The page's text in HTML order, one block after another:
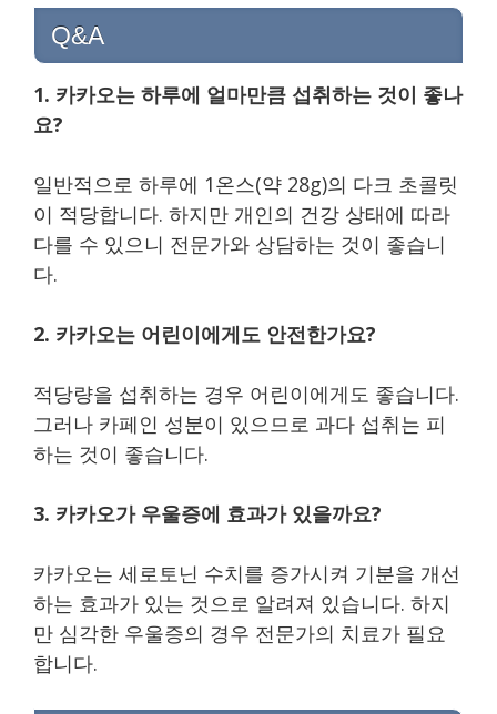
Q&A
1. 카카오는 하루에 얼마만큼 섭취하는 것이 좋나
요?
일반적으로 하루에 1온스(약 28g)의 다크 초콜릿
이 적당합니다. 하지만 개인의 건강 상태에 따라
다를 수 있으니 전문가와 상담하는 것이 좋습니
다.
2. 카카오는 어린이에게도 안전한가요?
적당량을 섭취하는 경우 어린이에게도 좋습니다.
그러나 카페인 성분이 있으므로 과다 섭취는 피
하는 것이 좋습니다.
3. 카카오가 우울증에 효과가 있을까요?
카카오는 세로토닌 수치를 증가시켜 기분을 개선
하는 효과가 있는 것으로 알려져 있습니다. 하지
만 심각한 우울증의 경우 전문가의 치료가 필요
합니다.